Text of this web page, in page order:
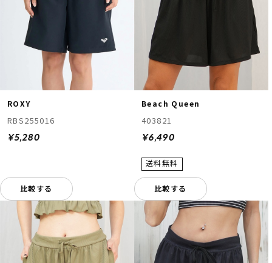
ROXY
RBS255016
¥5,280
比較する
Beach Queen
403821
¥6,490
比較する